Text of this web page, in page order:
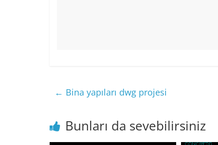
← Bina yapıları dwg projesi
Bunları da sevebilirsiniz